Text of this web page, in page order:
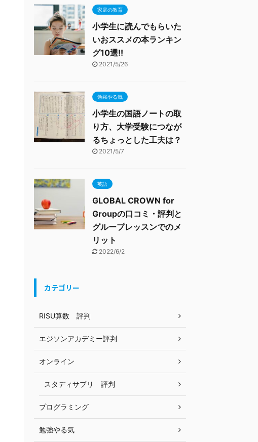
家庭の教育
小学生に読んでもらいた
いおススメの本ランキン
グ10選!!
2021/5/26
勉強やる気
小学生の国語ノートの取
り方、大学受験につなが
るちょっとした工夫は？
2021/5/7
英語
GLOBAL CROWN for
Groupの口コミ・評判と
グループレッスンでのメ
リット
2022/6/2
カテゴリー
RISU算数 評判
エジソンアカデミー評判
オンライン
スタディサプリ 評判
プログラミング
勉強やる気